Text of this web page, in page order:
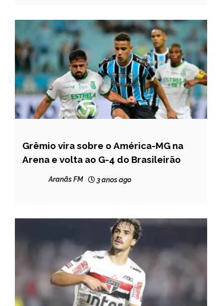
ESPORTES
Grêmio vira sobre o América-MG na
Arena e volta ao G-4 do Brasileirão
Aranãs FM 3 anos ago